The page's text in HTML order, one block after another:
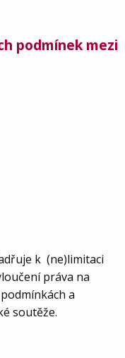
podmínek mezi
k (ne)limitaci
práva na
a
soutěže.